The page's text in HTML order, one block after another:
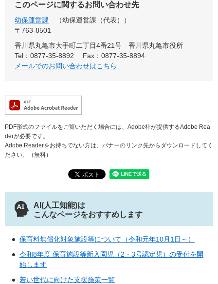
このページに関するお問い合わせ先
幼保運営課
幼保運営課（代表）
〒763-8501
香川県丸亀市大手町二丁目4番21号 香川県丸亀市役所
Tel：0877-35-8892
Fax：0877-35-8894
メールでのお問い合わせはこちら
PDF形式のファイルをご覧いただく場合には、Adobe社が提供するAdobe Rea
derが必要です。
Adobe Readerをお持ちでない方は、バナーのリンク先からダウンロードしてく
ださい。（無料）
AI(人工知能)は
こんなページをおすすめします
保育料無償化対象施設等について（令和元年10月1日～）
令和8年度 保育施設等新入園児（2・3号認定児）の受付を開
始します
若い世代に向けた支援施策一覧